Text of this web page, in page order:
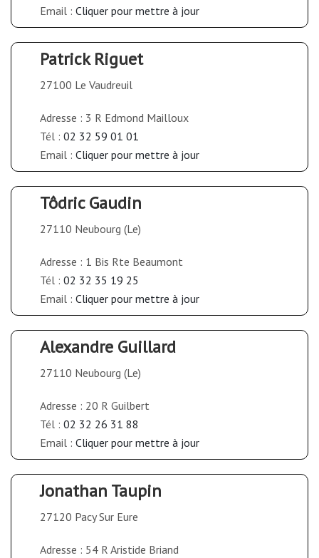
Email : Cliquer pour mettre à jour
Patrick Riguet
27100 Le Vaudreuil
Adresse : 3 R Edmond Mailloux
Tél : 02 32 59 01 01
Email : Cliquer pour mettre à jour
Tôdric Gaudin
27110 Neubourg (Le)
Adresse : 1 Bis Rte Beaumont
Tél : 02 32 35 19 25
Email : Cliquer pour mettre à jour
Alexandre Guillard
27110 Neubourg (Le)
Adresse : 20 R Guilbert
Tél : 02 32 26 31 88
Email : Cliquer pour mettre à jour
Jonathan Taupin
27120 Pacy Sur Eure
Adresse : 54 R Aristide Briand